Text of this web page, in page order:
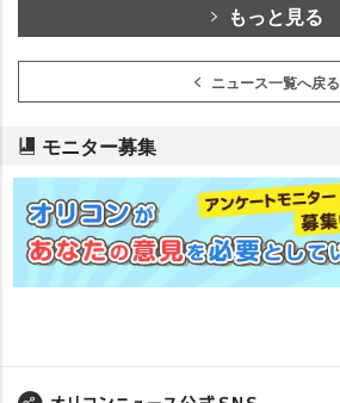
もっと見る
ニュース一覧へ戻る
モニター募集